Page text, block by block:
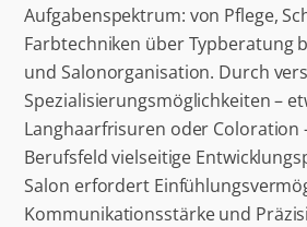
Aufgabenspektrum: von Pflege,
Farbtechniken über Typberatung
und Salonorganisation. Durch
Spezialisierungsmöglichkeiten –
Langhaarfrisuren oder Coloration
Berufsfeld vielseitige
Salon erfordert
Kommunikationsstärke und